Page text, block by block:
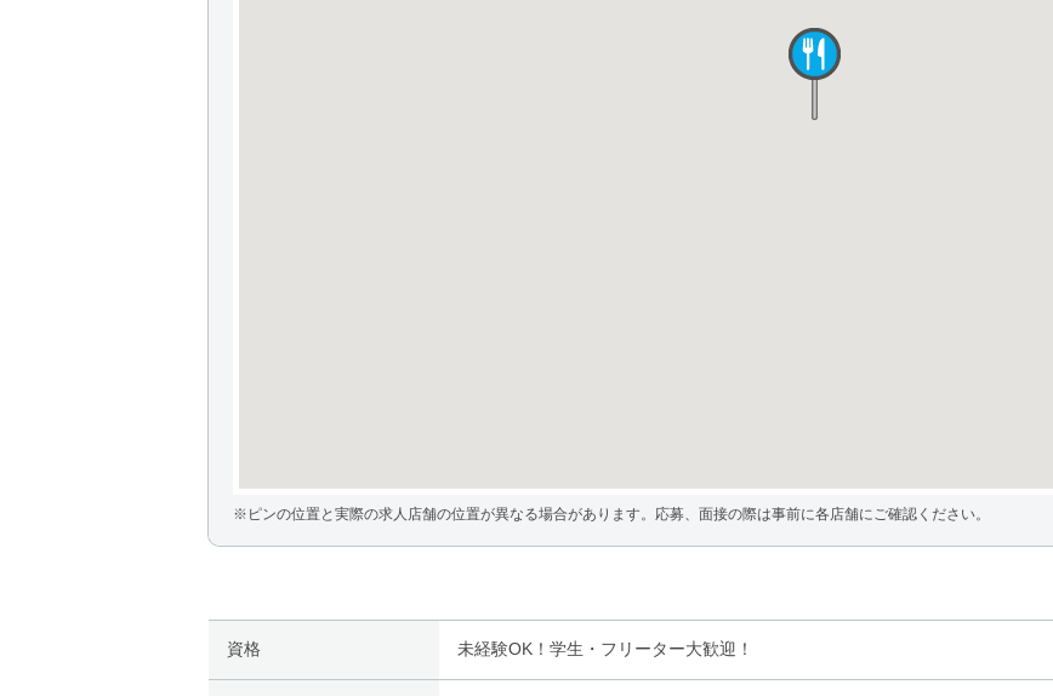
※ピンの位置と実際の求人店舗の位置が異なる場合があります。応募、面接の際は事前に各店舗にご確認ください。
資格 未経験OK！学生・フリーター大歓迎！